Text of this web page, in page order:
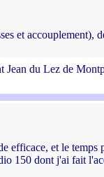
et accouplement),
Jean du Lez de
efficace, et le temps
150 dont j'ai fait